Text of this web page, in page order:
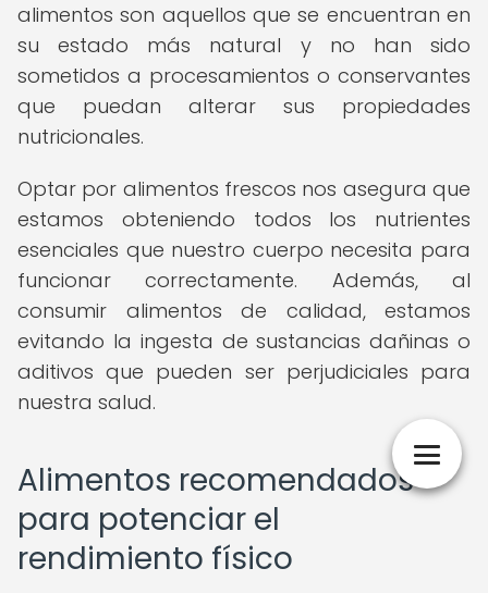
alimentos son aquellos que se encuentran en
su estado más natural y no han sido
sometidos a procesamientos o conservantes
que puedan alterar sus propiedades
nutricionales.
Optar por alimentos frescos nos asegura que
estamos obteniendo todos los nutrientes
esenciales que nuestro cuerpo necesita para
funcionar correctamente. Además, al
consumir alimentos de calidad, estamos
evitando la ingesta de sustancias dañinas o
aditivos que pueden ser perjudiciales para
nuestra salud.
Alimentos recomendados
para potenciar el
rendimiento físico